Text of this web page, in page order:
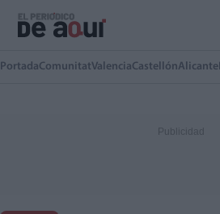
PortadaComunitatValenciaCastellónAlicante